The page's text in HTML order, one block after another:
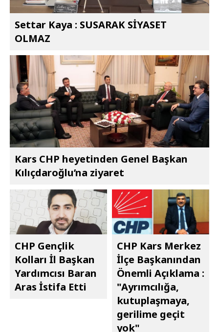
Settar Kaya : SUSARAK SİYASET
OLMAZ
Kars CHP heyetinden Genel Başkan
Kılıçdaroğlu’na ziyaret
CHP Gençlik
Kolları İl Başkan
Yardımcısı Baran
Aras İstifa Etti
CHP Kars Merkez
İlçe Başkanından
Önemli Açıklama :
"Ayrımcılığa,
kutuplaşmaya,
gerilime geçit
yok"